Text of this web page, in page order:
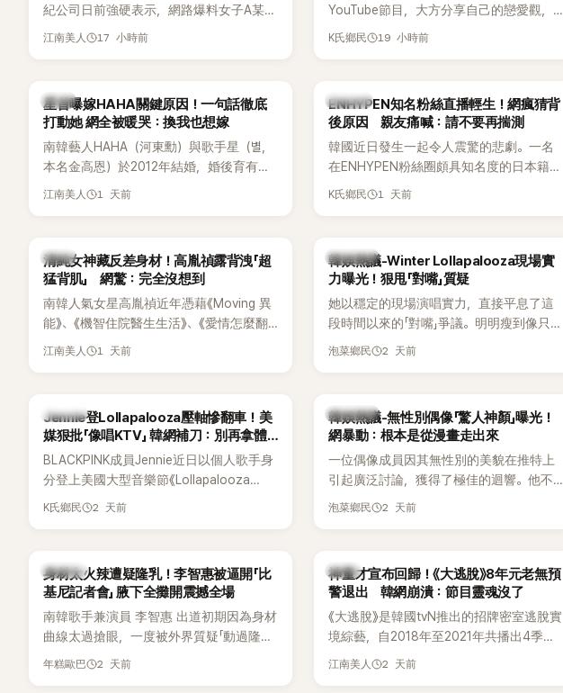
紀公司日前強硬表示，網路爆料女子A某涉
嫌長期跟蹤黃晸珉，已正式採取法律行
的單方面騷擾。如今，韓媒《Dispatch》再
曝光雙方77通電話的錄音內容，而A也首
度承認自己過去曾是SHINee、NCT等偶像
團體的「站姐」，事件持續延燒。
江南美人 17 小時前
YouTube節目，大方分享自己的戀愛觀，
更首度坦承過去曾遭最好的朋友搶走男
K氏鄉民 19 小時前
韓星
星首曝嫁HAHA關鍵原因！一句話徹底
打動她 網全被暖哭：換我也想嫁
南韓藝人HAHA（河東勳）與歌手星（별，
本名金高恩）於2012年結婚，婚後育有兩
子一女，一家五口生活幸福美滿，也是韓
步入婚姻的最大理由。
江南美人 1 天前
K-POP
ENHYPEN知名粉絲直播輕生！網瘋猜背
後原因 親友痛喊：請不要再揣測
韓國近日發生一起令人震驚的悲劇。一名
在ENHYPEN粉絲圈頗具知名度的日本籍女
粉絲，日前在TikTok直播期間輕生，最終
止揣測，盼逝者安息。
K氏鄉民 1 天前
韓星
清純女神藏反差身材！高胤禎露背洩「超
猛背肌」 網驚：完全沒想到
南韓人氣女星高胤禎近年憑藉《Moving 異
能》、《機智住院醫生生活》、《愛情怎麼翻
譯？》、《努力克服自卑的我們》等多部熱門
近況照意外掀起熱議，不是因為仙氣十足
的美貌，而是藏在纖細身材下的超狂背肌
與肩膀線條，反差感十足，讓不少網友看
傻直呼：「原來她身材這麼猛！」
江南美人 1 天前
熱議討論
韓娛熱議-Winter Lollapalooza現場實
力曝光！狠甩「對嘴」質疑
她以穩定的現場演唱實力，直接平息了這
段時間以來的「對嘴」爭議。明明瘦到像只剩
骨頭，怎麼還能唱出這麼驚人的爆發力和
泡菜鄉民 2 天前
K-POP
Jennie登Lollapalooza壓軸慘翻車！美
媒狠批「像唱KTV」 韓網補刀：別再拿體
力當藉口
BLACKPINK成員Jennie近日以個人歌手身
分登上美國大型音樂節《Lollapalooza
Chicago》主舞台，不僅成為首位擔任該音
遭部分網友質疑，就連美國當地媒體也毫
不留情給出負評，甚至形容整場演出「就像
一場豪華KTV」。
K氏鄉民 2 天前
熱議討論
韓娛熱議-無性別偶像「驚人神顏」曝光！
網暴動：根本是從漫畫走出來
一位偶像成員因其無性別的美貌在推特上
引起廣泛討論，獲得了極佳的迴響。他不
僅外型出眾，舞技也備受讚譽。
泡菜鄉民 2 天前
K-POP
身材太火辣遭疑隆乳！李智惠被逼開「比
基尼記者會」 腋下全攤開震撼全場
南韓歌手兼演員 李智惠 出道初期因為身材
曲線太過搶眼，一度被外界質疑「動過隆乳
手術」，最後甚至被公司安排親上火線，召
年糕歐巴 2 天前
韓星
神童才宣布回歸！《大逃脫》8年元老無預
警退出 韓網崩潰：節目靈魂沒了
《大逃脫》是韓國tvN推出的招牌密室逃脫實
境綜藝，自2018年至2021年共播出4季，
由鄭鍾淵PD打造完整的「大逃脫宇宙
江南美人 2 天前